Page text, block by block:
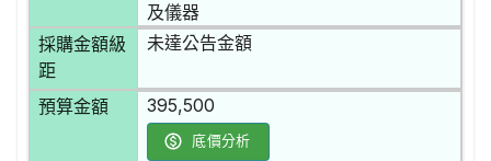
及儀器
採購金額級
距
未達公告金額
預算金額 395,500
底價分析